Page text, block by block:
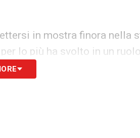
in mostra finora nella
lo più ha svolto in un
ruolo. Adattato da